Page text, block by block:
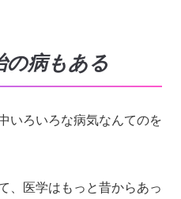
の病もある
いろいろな病気なんてのを
、医学はもっと昔からあっ